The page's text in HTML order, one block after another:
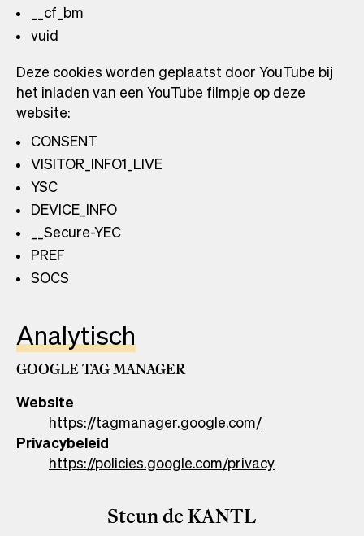
__cf_bm
vuid
Deze cookies worden geplaatst door YouTube bij
het inladen van een YouTube filmpje op deze
website:
CONSENT
VISITOR_INFO1_LIVE
YSC
DEVICE_INFO
__Secure-YEC
PREF
SOCS
Analytisch
GOOGLE TAG MANAGER
Website
https://tagmanager.google.com/
a
Privacybeleid
https://policies.google.com/privacy
Steun de KANTL